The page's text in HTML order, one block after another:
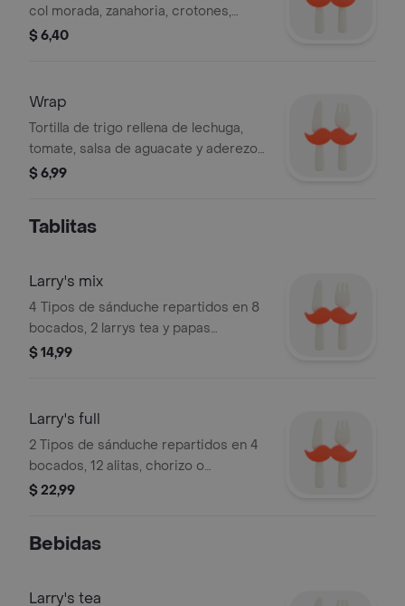
col morada, zanahoria, crotones,
aderezo a base de yogurt natural.
$ 6,40
Wrap
Tortilla de trigo rellena de lechuga,
tomate, salsa de aguacate y aderezo
de yogurt natural.
$ 6,99
Tablitas
Larry's mix
4 Tipos de sánduche repartidos en 8
bocados, 2 larrys tea y papas
artesanales.
$ 14,99
Larry's full
2 Tipos de sánduche repartidos en 4
bocados, 12 alitas, chorizo o
salchicha, papas fritas con tocino y
$ 22,99
Bebidas
Larry's tea